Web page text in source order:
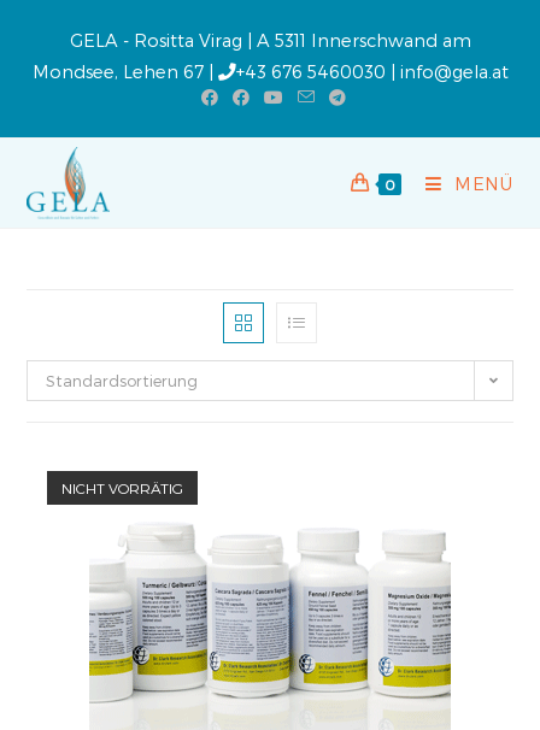
GELA - Rositta Virag | A 5311 Innerschwand am
Mondsee, Lehen 67 |
+43 676 5460030 | info@gela.at
0 MENÜ
Standardsortierung
NICHT VORRÄTIG